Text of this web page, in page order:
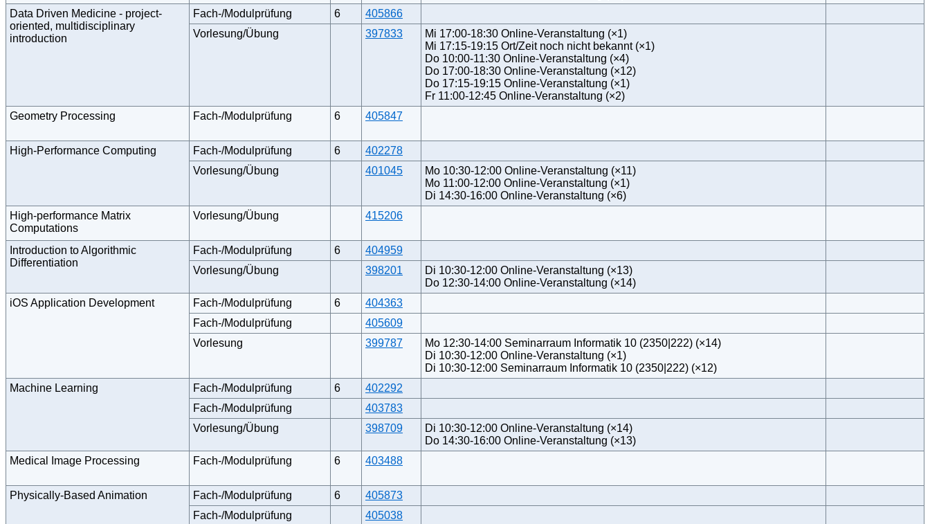
Data Driven Medicine - project-
oriented, multidisciplinary
introduction
Fach-/Modulprüfung 6
405866
Vorlesung/Übung
397833
Mi 17:00-18:30 Online-Veranstaltung (×1)
Mi 17:15-19:15 Ort/Zeit noch nicht bekannt (×1)
Do 10:00-11:30 Online-Veranstaltung (×4)
Do 17:00-18:30 Online-Veranstaltung (×12)
Do 17:15-19:15 Online-Veranstaltung (×1)
Fr 11:00-12:45 Online-Veranstaltung (×2)
Geometry Processing
Fach-/Modulprüfung 6 405847
High-Performance Computing Fach-/Modulprüfung 6
402278
Vorlesung/Übung
401045
Mo 10:30-12:00 Online-Veranstaltung (×11)
Mo 11:00-12:00 Online-Veranstaltung (×1)
Di 14:30-16:00 Online-Veranstaltung (×6)
High-performance Matrix
Computations
Vorlesung/Übung 415206
Introduction to Algorithmic
Differentiation
Fach-/Modulprüfung 6
404959
Vorlesung/Übung
398201
Di 10:30-12:00 Online-Veranstaltung (×13)
Do 12:30-14:00 Online-Veranstaltung (×14)
iOS Application Development
Fach-/Modulprüfung 6
404363
Fach-/Modulprüfung
405609
Vorlesung
399787
Mo 12:30-14:00 Seminarraum Informatik 10 (2350|222) (×14)
Di 10:30-12:00 Online-Veranstaltung (×1)
Di 10:30-12:00 Seminarraum Informatik 10 (2350|222) (×12)
Machine Learning
Fach-/Modulprüfung 6
402292
Fach-/Modulprüfung
403783
Vorlesung/Übung
398709
Di 10:30-12:00 Online-Veranstaltung (×14)
Do 14:30-16:00 Online-Veranstaltung (×13)
Medical Image Processing
Fach-/Modulprüfung 6 403488
Physically-Based Animation Fach-/Modulprüfung 6
405873
Fach-/Modulprüfung
405038